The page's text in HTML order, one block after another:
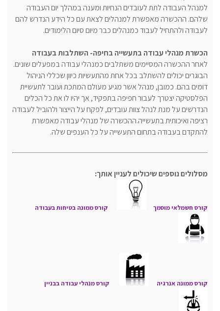
למנהל העבודה לתת לעובדים הנחיות ומענה במהלך יום העבודה
שלהם. ההכשרה מאפשרת למנהלים לצאת עם כל הידע הנדרש להם
לעבודה ולהתחיל לעבוד כמנהלים כבר מיום סיום הלימודים.
הכשרת מנהלי עבודה בתעשייה בחיפה- השתלבות בעבודה
לאחר ההכשרה המסיימים משתלבים כמנהלי עבודה במפעלים שונים.
הבוגרים יכולים להשתלב בכל אחת מהתעשיות כיוון שכללי הניהול
דומים בהם. כמובן, מנהל אשר מגיע מעולם המתכת ועובר לתעשיית
הפלסטיקה יצטרך לעבור חפיפה בתפקיד, אך יהיו לו את כל הכלים
הנדרשים על מנת לנהל צוות עובדים, לפקח על הייצור ולהוביל לעבודה
רציפה ואיכותית בתעשייה.ההכשרה של מנהלי עבודה מאפשרת
להתקדם בעבודה בתחום התעשייה על כל הענפים שלה.
מסלולים נוספים שיכולים לעניין אותך:
קורס חשמלאי מוסמך קורס ממונה בטיחות בעבודה
קורס ממונה אנרגיה קורס מנהלי עבודה בבניין